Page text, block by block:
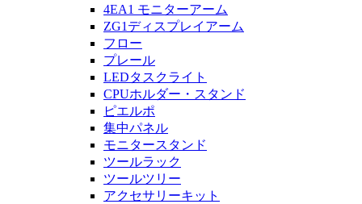
4EA1 モニターアーム
ZG1ディスプレイアーム
フロー
プレール
LEDタスクライト
CPUホルダー・スタンド
ピエルポ
集中パネル
モニタースタンド
ツールラック
ツールツリー
アクセサリーキット